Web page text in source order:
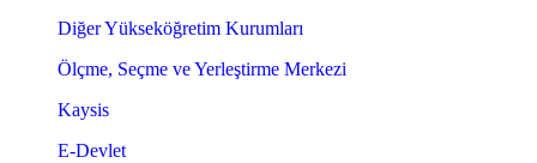
Diğer Yükseköğretim Kurumları
Ölçme, Seçme ve Yerleştirme Merkezi
Kaysis
E-Devlet